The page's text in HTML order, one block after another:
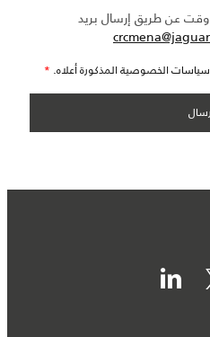
عن طريق إرسال بريد
الخصوصية المذكورة أعلاه. *